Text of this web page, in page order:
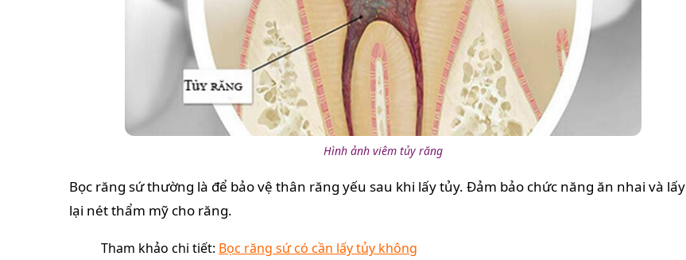
Hình ảnh viêm tủy răng
Bọc răng sứ thường là để bảo vệ thân răng yếu sau khi lấy tủy. Đảm bảo chức năng ăn nhai và lấy
lại nét thẩm mỹ cho răng.
Tham khảo chi tiết: Bọc răng sứ có cần lấy tủy không